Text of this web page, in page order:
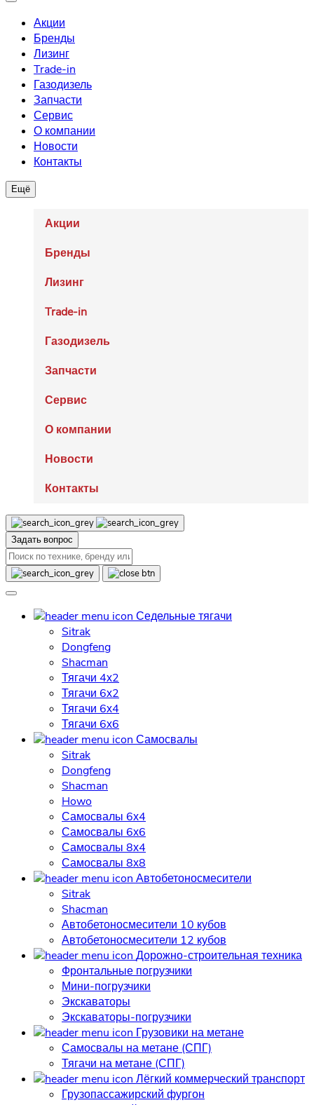
Акции
Бренды
Лизинг
Trade-in
Газодизель
Запчасти
Сервис
О компании
Новости
Контакты
Ещё
Акции
Бренды
Лизинг
Trade-in
Газодизель
Запчасти
Сервис
О компании
Новости
Контакты
Задать вопрос
Седельные тягачи
Sitrak
Dongfeng
Shacman
Тягачи 4х2
Тягачи 6х2
Тягачи 6х4
Тягачи 6х6
Самосвалы
Sitrak
Dongfeng
Shacman
Howo
Самосвалы 6х4
Самосвалы 6х6
Самосвалы 8х4
Самосвалы 8х8
Автобетоносмесители
Sitrak
Shacman
Автобетоносмесители 10 кубов
Автобетоносмесители 12 кубов
Дорожно-строительная техника
Фронтальные погрузчики
Мини-погрузчики
Экскаваторы
Экскаваторы-погрузчики
Грузовики на метане
Самосвалы на метане (СПГ)
Тягачи на метане (СПГ)
Лёгкий коммерческий транспорт
Грузопассажирский фургон